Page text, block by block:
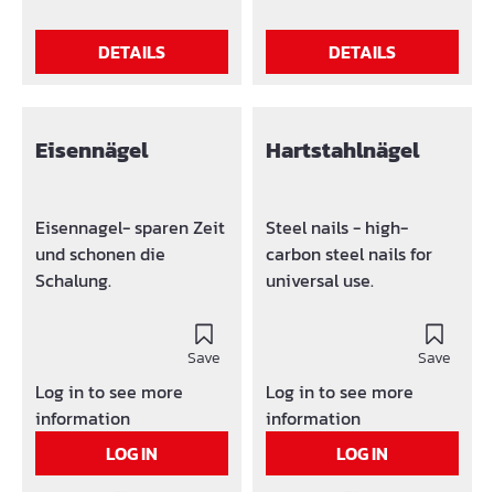
Sechskantkopf mit
angepresster Scheibe
Gewindeaußendurchme
ssers: Größere
durch das Gewinde im
Beton Optimierte
Tragfähigkeit im Beton
Überarbeitete
Stärkere Verzahnung
Außendurchmesser der
Spitze Größerer
Hinterschnitt
Geringeres
DETAILS DETAILS
Eisennägel
Eisennagel- sparen Zeit
und schonen die
Schalung.
Save
Log in to see more
information
LOG IN
Hartstahlnägel
Steel nails - high-
carbon steel nails for
universal use.
Save
Log in to see more
information
LOG IN